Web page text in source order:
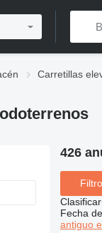
Carretillas
426
Filtro
Clasificar
Fecha
antiguo